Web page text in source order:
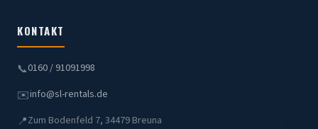
KONTAKT
📞0160 / 91091998
✉️info@sl-rentals.de
📍Zum Bodenfeld 7, 34479 Breuna